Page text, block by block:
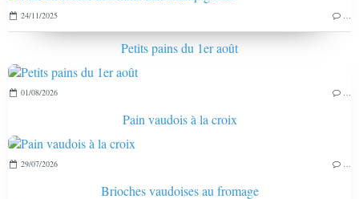
24/11/2025
Petits pains du 1er août
01/08/2026
Pain vaudois à la croix
29/07/2026
Brioches vaudoises au fromage